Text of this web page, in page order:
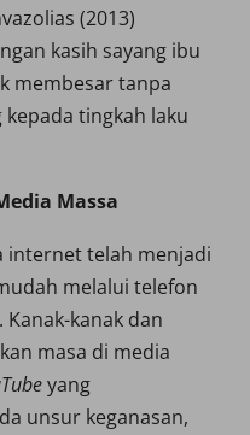
(2013)
kasih sayang ibu
membesar tanpa
tingkah laku
Massa
internet telah menjadi
melalui telefon
kanak dan
masa di media
yang
unsur keganasan,